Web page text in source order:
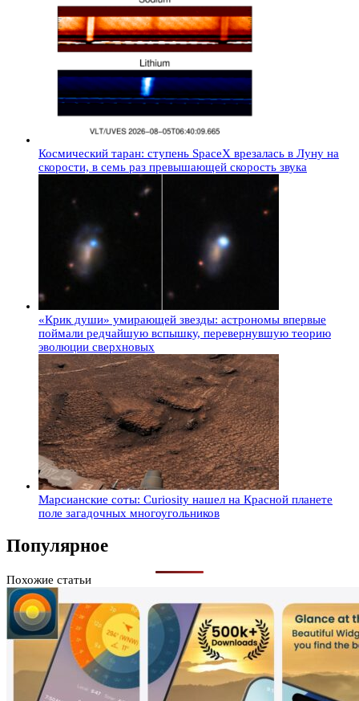
Космический таран: ступень SpaceX врезалась в Луну на
скорости, в семь раз превышающей скорость звука
«Крик души» умирающей звезды: астрономы впервые
поймали редчайшую вспышку, перевернувшую теорию
эволюции сверхновых
Марсианские соты: Curiosity нашел на Красной планете
поле загадочных многоугольников
Популярное
Похожие статьи